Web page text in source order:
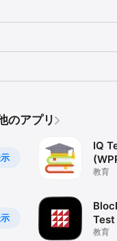
のアプリ
IQ
教育
教育